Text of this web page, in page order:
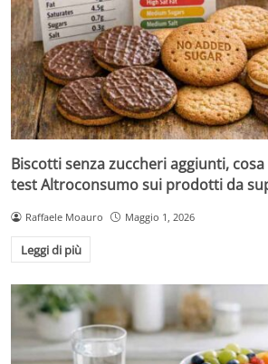
Biscotti senza zuccheri aggiunti,
test Altroconsumo sui prodotti da
Raffaele Moauro Maggio 1, 2026
Leggi di più